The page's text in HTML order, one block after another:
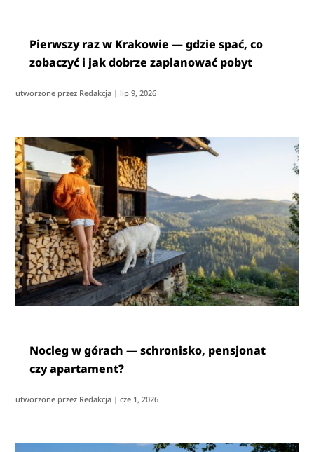
Pierwszy raz w Krakowie — gdzie spać, co
zobaczyć i jak dobrze zaplanować pobyt
utworzone przez Redakcja | lip 9, 2026
Nocleg w górach — schronisko, pensjonat
czy apartament?
utworzone przez Redakcja |cze 1, 2026